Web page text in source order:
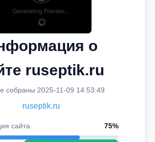
о
ruseptik.ru
собраны 2025-11-09 14:53:49
ruseptik.ru
сайта 75%